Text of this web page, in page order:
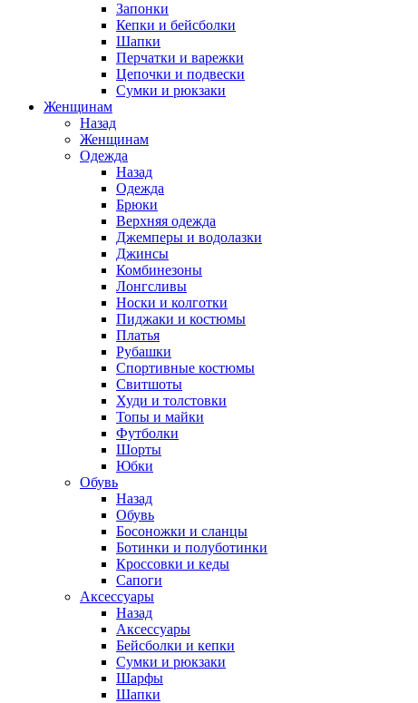
Запонки
Кепки и бейсболки
Шапки
Перчатки и варежки
Цепочки и подвески
Сумки и рюкзаки
Женщинам
Назад
Женщинам
Одежда
Назад
Одежда
Брюки
Верхняя одежда
Джемперы и водолазки
Джинсы
Комбинезоны
Лонгсливы
Носки и колготки
Пиджаки и костюмы
Платья
Рубашки
Спортивные костюмы
Свитшоты
Худи и толстовки
Топы и майки
Футболки
Шорты
Юбки
Обувь
Назад
Обувь
Босоножки и сланцы
Ботинки и полуботинки
Кроссовки и кеды
Сапоги
Аксессуары
Назад
Аксессуары
Бейсболки и кепки
Сумки и рюкзаки
Шарфы
Шапки